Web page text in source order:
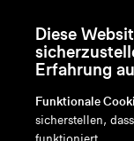
Diese
Erfahrung
Funktionale
sicherstellen,